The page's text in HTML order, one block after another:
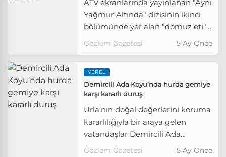
ATV ekranlarında yayınlanan "Aynı
Yağmur Altında" dizisinin ikinci
bölümünde yer alan "domuz eti"
sahnesi izleyicilerin büyük
Gözlem Gazetesi 5 Ay Önce
YEREL
Demircili Ada Koyu’nda hurda gemiye
karşı kararlı duruş
Urla’nın doğal değerlerini koruma
kararlılığıyla bir araya gelen
vatandaşlar Demircili Ada
Koyu’nda parçalanmak istenen
Gözlem Gazetesi 5 Ay Önce